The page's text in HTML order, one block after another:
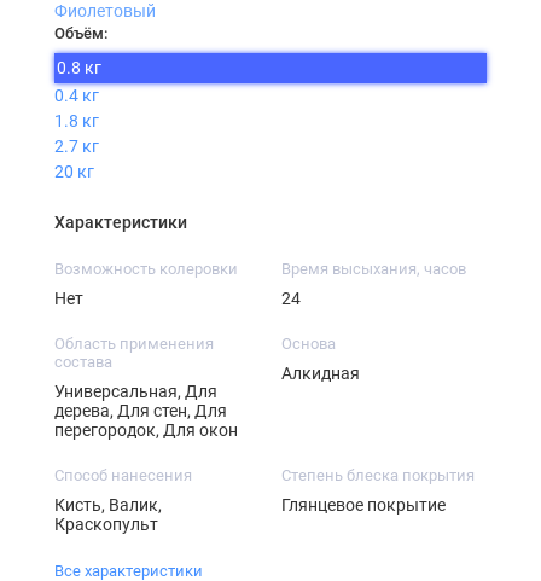
Фиолетовый
Объём:
0.8 кг
0.4 кг
1.8 кг
2.7 кг
20 кг
Характеристики
Возможность колеровки
Нет
Время высыхания, часов
24
Область применения
состава
Универсальная, Для
дерева, Для стен, Для
перегородок, Для окон
Основа
Алкидная
Способ нанесения
Кисть, Валик,
Краскопульт
Степень блеска покрытия
Глянцевое покрытие
Все характеристики